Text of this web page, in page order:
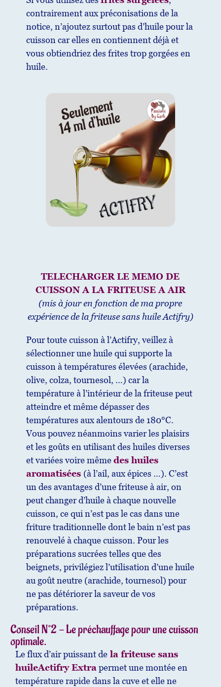
contrairement aux préconisations de la
notice, n’ajoutez surtout pas d’huile pour la
cuisson car elles en contiennent déjà et
vous obtiendriez des frites trop gorgées en
huile.
TELECHARGER LE MEMO DE
CUISSON A LA FRITEUSE A AIR
(mis à jour en fonction de ma propre
expérience de la friteuse sans huile Actifry)
Pour toute cuisson à l’Actifry, veillez à
sélectionner une huile qui supporte la
cuisson à températures élevées (arachide,
olive, colza, tournesol, …) car la
température à l’intérieur de la friteuse peut
atteindre et même dépasser des
températures aux alentours de 180°C.
Vous pouvez néanmoins varier les plaisirs
et les goûts en utilisant des huiles diverses
et variées voire mêmedes huiles
aromatisées (à l’ail, aux épices …). C’est
un des avantages d’une friteuse à air, on
peut changer d’huile à chaque nouvelle
cuisson, ce qui n’est pas le cas dans une
friture traditionnelle dont le bain n’est pas
renouvelé à chaque cuisson. Pour les
préparations sucrées telles que des
beignets, privilégiez l’utilisation d’une huile
au goût neutre (arachide, tournesol) pour
ne pas détériorer la saveur de vos
préparations.
Conseil N°2 - Le préchauffage pour une cuisson
optimale.
Le flux d’air puissant de la friteuse sans
huileActifry Extra permet une montée en
température rapide dans la cuve et elle ne